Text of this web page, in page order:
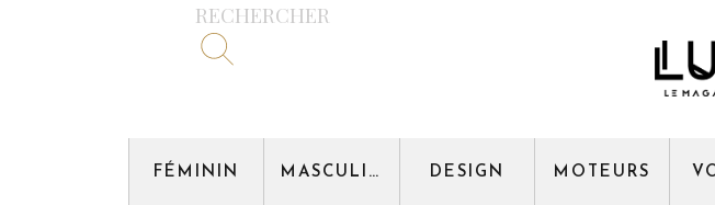
RECHERCHER
FÉMININ MASCULIN DESIGN MOTEURS